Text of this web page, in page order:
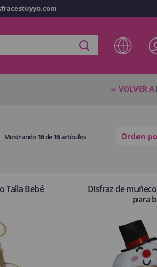
<< VOLVER A
Mostrando16de16artículos Orden
Talla Bebé
Disfraz de
para